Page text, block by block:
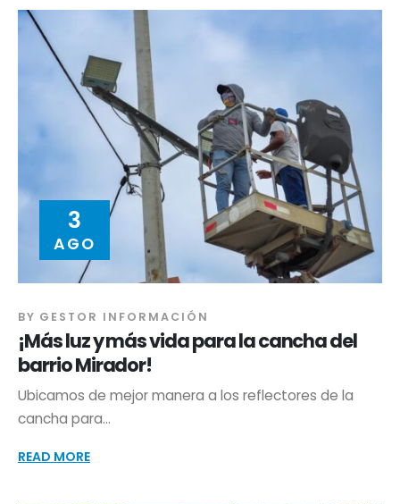
3
AGO
BY GESTOR INFORMACIÓN
¡Más luz y más vida para la cancha del
barrio Mirador!
Ubicamos de mejor manera a los reflectores de la
cancha para...
READ MORE